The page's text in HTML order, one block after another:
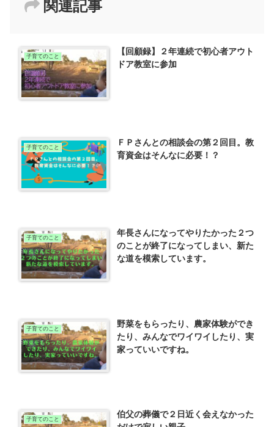
関連記事
子育てのこと
【回顧録】２年連続で初心者アウト
ドア教室に参加
子育てのこと
ＦＰさんとの相談会の第２回目。教
育資金はそんなに必要！？
子育てのこと
年長さんになってやりたかった２つ
のことが終了になってしまい、新た
な道を模索しています。
子育てのこと
野菜をもらったり、農家体験ができ
たり、みんなでワイワイしたり、実
家っていいですね。
子育てのこと
伯父の葬儀で２日近く会えなかった